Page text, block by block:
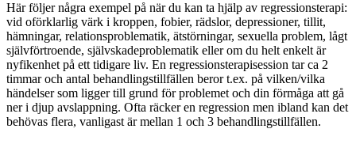
Här följer några exempel på när du kan ta hjälp av regressionsterapi:
vid oförklarlig värk i kroppen, fobier, rädslor, depressioner, tillit,
hämningar, relationsproblematik, ätstörningar, sexuella problem, lågt
självförtroende, självskadeproblematik eller om du helt enkelt är
nyfikenhet på ett tidigare liv. En regressionsterapisession tar ca 2
timmar och antal behandlingstillfällen beror t.ex. på vilken/vilka
händelser som ligger till grund för problemet och din förmåga att gå
ner i djup avslappning. Ofta räcker en regression men ibland kan det
behövas flera, vanligast är mellan 1 och 3 behandlingstillfällen.